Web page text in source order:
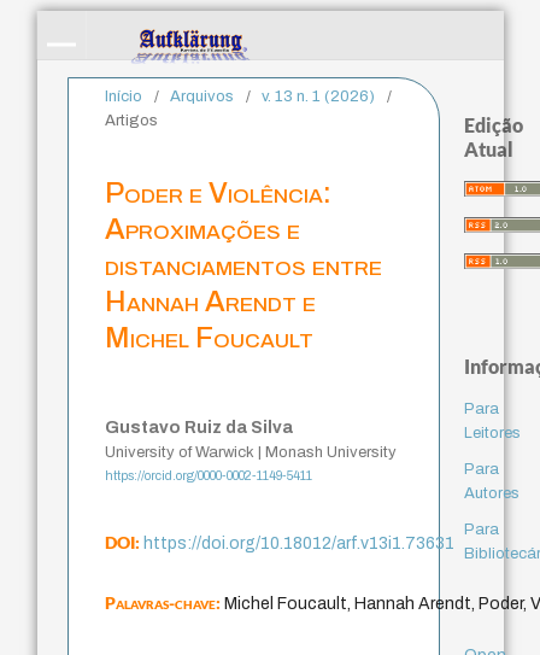
Início / Arquivos / v. 13 n. 1 (2026)
/
Artigos
Poder e Violência:
Aproximações e
distanciamentos entre
Hannah Arendt e
Michel Foucault
Gustavo Ruiz da Silva
University of Warwick | Monash University
https://orcid.org/0000-0002-1149-5411
DOI:https://doi.org/10.18012/arf.v13i1.73631
Palavras-chave:Michel Foucault, Hannah Arendt, Poder,
Edição
Atual
Para
Leitores
Para
Autores
Para